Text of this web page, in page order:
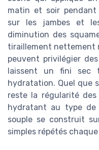
matin et soir pendant
sur les jambes et
diminution des
tiraillement nettement
peuvent privilégier
laissent un fini sec
hydratation. Quel que
reste la régularité
hydratant au type de
souple se construit
simples répétés